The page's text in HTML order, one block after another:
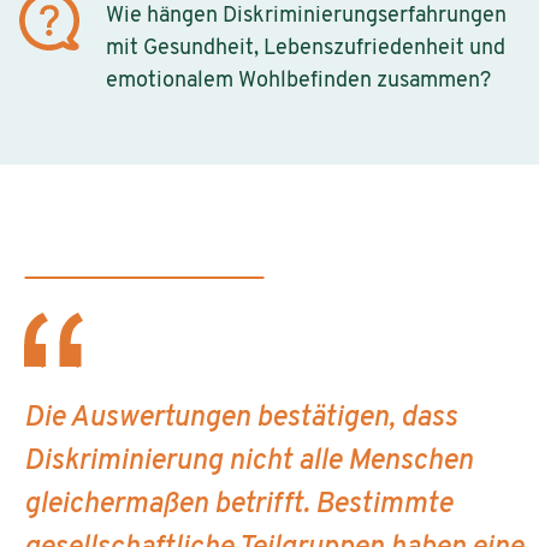
Wie hängen Diskriminierungserfahrungen
mit Gesundheit, Lebenszufriedenheit und
emotionalem Wohlbefinden zusammen?
Die Auswertungen bestätigen, dass
Diskriminierung nicht alle Menschen
gleichermaßen betrifft. Bestimmte